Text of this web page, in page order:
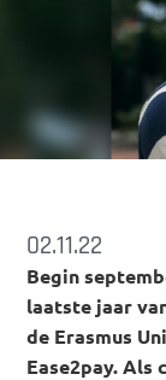
02.11.22
Begin
laatste jaar
de Erasmus
Ease2pay. Als